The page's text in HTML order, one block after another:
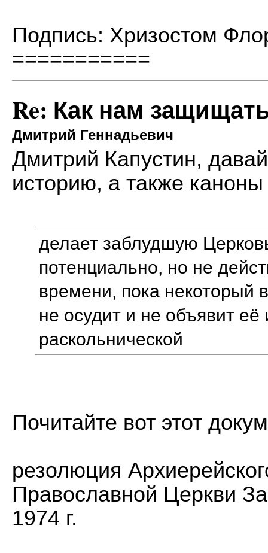
Подпись: Хризостом
===========
Re: Как нам
Дмитрий Геннадьевич
Дмитрий Капустин,
историю, а также
делает заблудшую
потенциально, но не
времени, пока некоторый
не осудит и не объявит еë
раскольнической
Почитайте вот этот
резолюция
Православной Церкви
1974 г.